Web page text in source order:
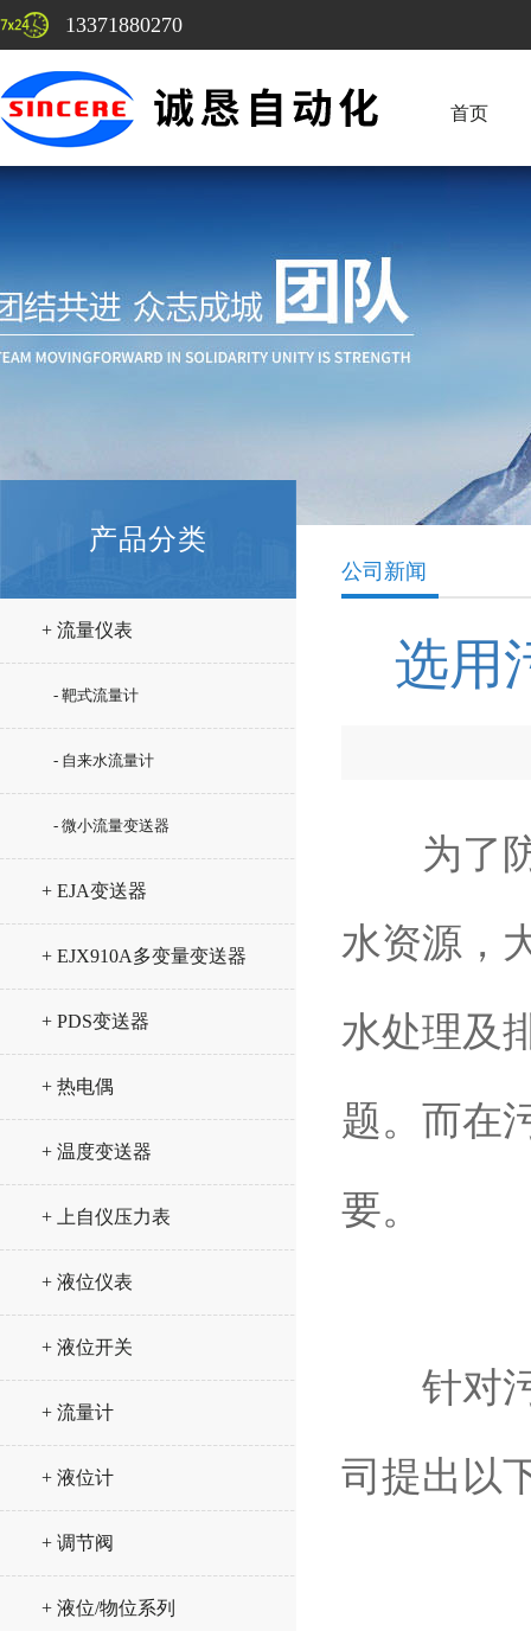
13371880270
首页
产品分类
+ 流量仪表
- 靶式流量计
- 自来水流量计
- 微小流量变送器
+ EJA变送器
+ EJX910A多变量变送器
+ PDS变送器
+ 热电偶
+ 温度变送器
+ 上自仪压力表
+ 液位仪表
+ 液位开关
+ 流量计
+ 液位计
+ 调节阀
+ 液位/物位系列
公司新闻
选用
为了防
水资源，
水处理及
题。而在
要。
针对污
司提出以